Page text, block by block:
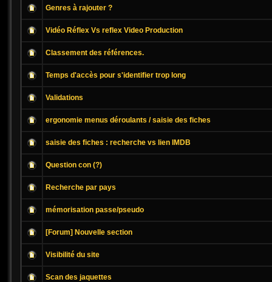
Genres à rajouter ?
Classement des références.
Temps d'accès pour s'identifier trop long
Validations
ergonomie menus déroulants / saisie des fiches
saisie des fiches : recherche vs lien IMDB
Question con (?)
Recherche par pays
mémorisation passe/pseudo
[Forum] Nouvelle section
Visibilité du site
Scan des jaquettes